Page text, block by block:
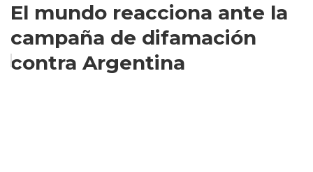
El mundo reacciona ante la
campaña de difamación
contra Argentina